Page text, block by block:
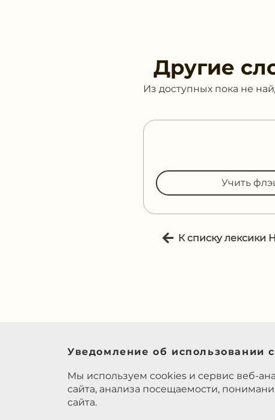
Другие
Из доступных пока не
Учить
К списку лексики
Уведомление об использовании
Мы используем cookies и сервис веб-
сайта, анализа посещаемости,
сайта.